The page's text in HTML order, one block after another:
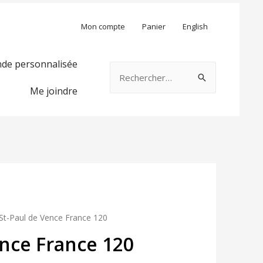
Mon compte Panier English
personnalisée
Me joindre
Paul de Vence France 120
France 120